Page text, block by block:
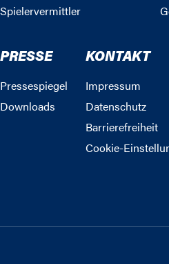
Spielervermittler
PRESSE
Pressespiegel
Downloads
KONTAKT
Impressum
Datenschutz
Barrierefreiheit
Cookie-